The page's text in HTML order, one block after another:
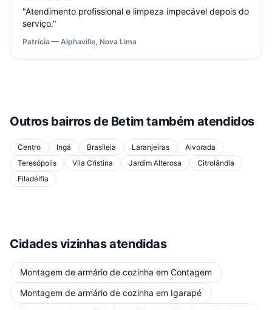
"Atendimento profissional e limpeza impecável depois do
serviço."
Patrícia — Alphaville, Nova Lima
Outros bairros de Betim também atendidos
Centro Ingá Brasileia Laranjeiras
Alvorada
Teresópolis
Vila Cristina Jardim Alterosa
Citrolândia
Filadélfia
Cidades vizinhas atendidas
Montagem de armário de cozinha em Contagem
Montagem de armário de cozinha em Igarapé